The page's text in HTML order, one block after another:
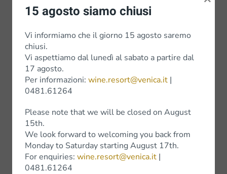
Vini Rossi
Wine Experience
Shop
Shop Online
Bottega Venica
15 agosto siamo chiusi
Vi informiamo che il giorno 15 agosto saremo
chiusi.
Vi aspettiamo dal lunedì al sabato a partire dal
17 agosto.
Per informazioni: wine.resort@venica.it |
0481.61264
Please note that we will be closed on August
15th.
We look forward to welcoming you back from
Monday to Saturday starting August 17th.
For enquiries: wine.resort@venica.it |
0481.61264